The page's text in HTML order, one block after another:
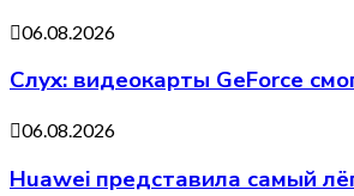
06.08.2026
Слух: видеокарты GeForce
06.08.2026
Huawei представила самый